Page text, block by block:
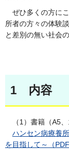
ぜひ多くの方に
所者の方々の体験
と差別の無い社会
1 内容
（1）書籍（A5、
ハンセン病療養
を目指して～（